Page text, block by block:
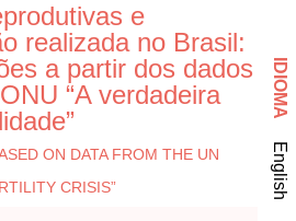
e
realizada no Brasil:
a partir dos dados
“A verdadeira
ON DATA FROM THE UN
CRISIS”
IDIOMA
English